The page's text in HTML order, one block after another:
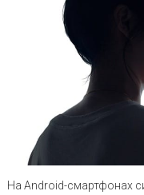
На Android-смартфонах